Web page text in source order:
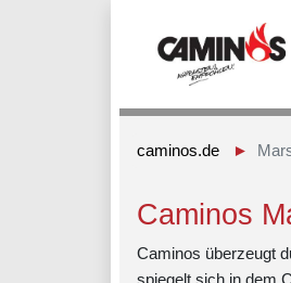
caminos.de
Caminos
Caminos überzeugt
spiegelt sich in dem